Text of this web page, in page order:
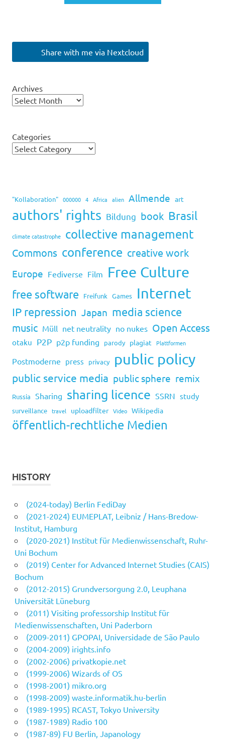
Share with me via Nextcloud
Archives
Categories
"Kollaboration" 000000 4 Africa alien Allmende art
authors' rights Bildung book Brasil
climate catastrophe collective management
Commons conference creative work
Europe Fediverse Film Free Culture
free software Freifunk Games Internet
IP repression Japan media science
music Müll net neutrality no nukes Open Access
otaku P2P p2p funding parody plagiat Plattformen
Postmoderne press privacy public policy
public service media public sphere remix
Russia Sharing sharing licence SSRN study
surveillance travel uploadfilter Video Wikipedia
öffentlich-rechtliche Medien
HISTORY
(2024-today) Berlin FediDay
(2021-2024) EUMEPLAT, Leibniz / Hans-Bredow-
Institut, Hamburg
(2020-2021) Institut für Medienwissenschaft, Ruhr-
Uni Bochum
(2019) Center for Advanced Internet Studies (CAIS)
Bochum
(2012-2015) Grundversorgung 2.0, Leuphana
Universität Lüneburg
(2011) Visiting professorship Institut für
Medienwissenschaften, Uni Paderborn
(2009-2011) GPOPAI, Universidade de São Paulo
(2004-2009) irights.info
(2002-2006) privatkopie.net
(1999-2006) Wizards of OS
(1998-2001) mikro.org
(1998-2009) waste.informatik.hu-berlin
(1989-1995) RCAST, Tokyo University
(1987-1989) Radio 100
(1987-89) FU Berlin, Japanology